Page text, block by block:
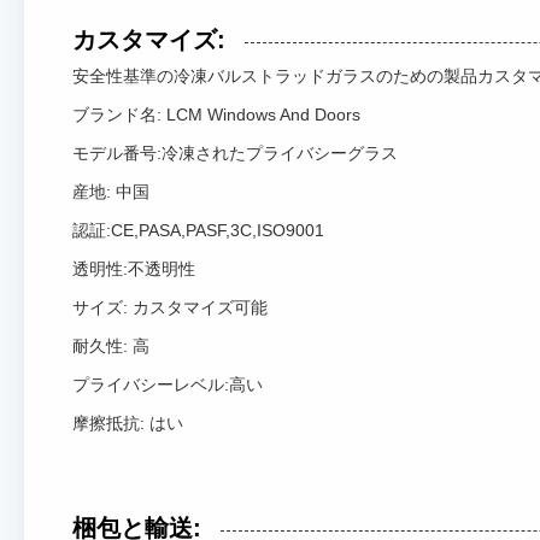
カスタマイズ:
安全性基準の冷凍バルストラッドガラスのための製品カスタ
ブランド名: LCM Windows And Doors
モデル番号:冷凍されたプライバシーグラス
産地: 中国
認証:CE,PASA,PASF,3C,ISO9001
透明性:不透明性
サイズ: カスタマイズ可能
耐久性: 高
プライバシーレベル:高い
摩擦抵抗: はい
梱包と輸送: